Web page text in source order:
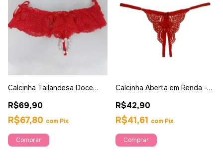
Calcinha Tailandesa Doce
R$69,90
R$67,80 com Pix
Comprar
Calcinha Aberta em Renda -
R$42,90
R$41,61 com Pix
Comprar